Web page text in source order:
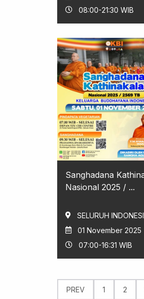
08:00-21:30 WIB
Sanghadana
Nasional 2025 / ...
SELURUH
01 November 2025
07:00-16:31 WIB
PREV 1 2